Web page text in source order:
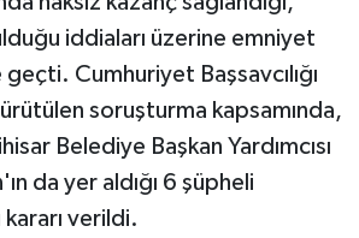
iddiaları üzerine emniyet
Cumhuriyet Başsavcılığı
soruşturma kapsamında,
Belediye Başkan Yardımcısı
da yer aldığı 6 şüpheli
kararı verildi.